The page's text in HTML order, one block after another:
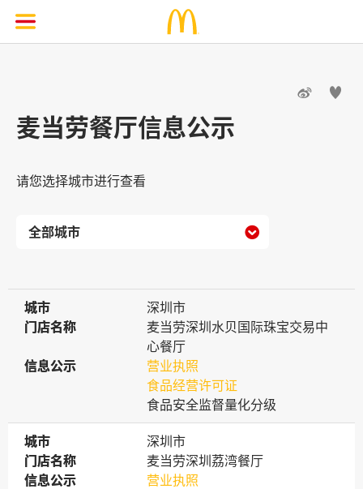
 
麦当劳餐厅信息公示
请您选择城市进行查看

城市
城市
深圳市
门店名称
门店名称
麦当劳深圳水贝国际珠宝交易中
心餐厅
信息公示
信息公示
营业执照
食品经营许可证
食品安全监督量化分级
城市
城市
深圳市
门店名称
门店名称
麦当劳深圳荔湾餐厅
信息公示
信息公示
营业执照